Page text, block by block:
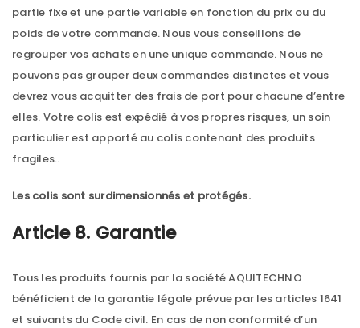
partie fixe et une partie variable en fonction du prix ou du
poids de votre commande. Nous vous conseillons de
regrouper vos achats en une unique commande. Nous ne
pouvons pas grouper deux commandes distinctes et vous
devrez vous acquitter des frais de port pour chacune d’entre
elles. Votre colis est expédié à vos propres risques, un soin
particulier est apporté au colis contenant des produits
fragiles..
Les colis sont surdimensionnés et protégés.
Article 8. Garantie
Tous les produits fournis par la société AQUITECHNO
bénéficient de la garantie légale prévue par les articles 1641
et suivants du Code civil. En cas de non conformité d’un